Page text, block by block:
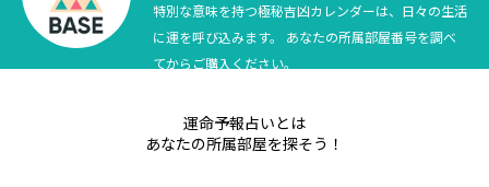
テニス四大大会・五輪
特別な意味を持つ極秘吉凶カレンダーは、日々の生活
に運を呼び込みます。 あなたの所属部屋番号を調べ
てからご購入ください。
運命予報占いとは
あなたの所属部屋を探そう！